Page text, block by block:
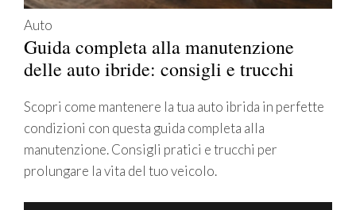
Auto
Guida completa alla manutenzione
delle auto ibride: consigli e trucchi
Scopri come mantenere la tua auto ibrida in perfette
condizioni con questa guida completa alla
manutenzione. Consigli pratici e trucchi per
prolungare la vita del tuo veicolo.